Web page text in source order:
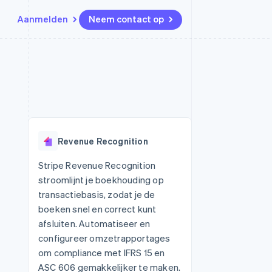
Aanmelden Neem contact op
Fraudepreventie
Atlas
Oprichting van een start-up
Climate
CO₂-verwijdering
Identity
API-status
Revenue Recognition
Stripe Revenue Recognition
stroomlijnt je boekhouding op
transactiebasis, zodat je de
boeken snel en correct kunt
afsluiten. Automatiseer en
configureer omzetrapportages
om compliance met IFRS 15 en
ASC 606 gemakkelijker te maken.